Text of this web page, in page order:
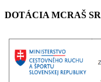
DOTÁCIA MCRAŠ SR